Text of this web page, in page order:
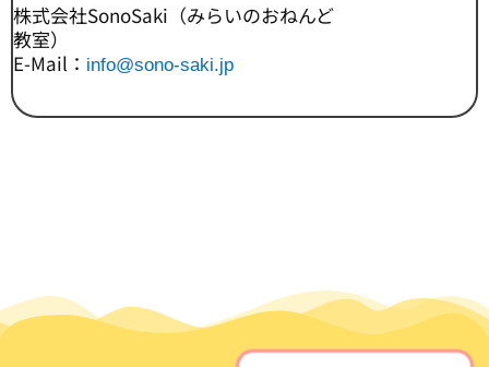
株式会社SonoSaki（みらいのおねんど
教室）
E-Mail： info@sono-saki.jp